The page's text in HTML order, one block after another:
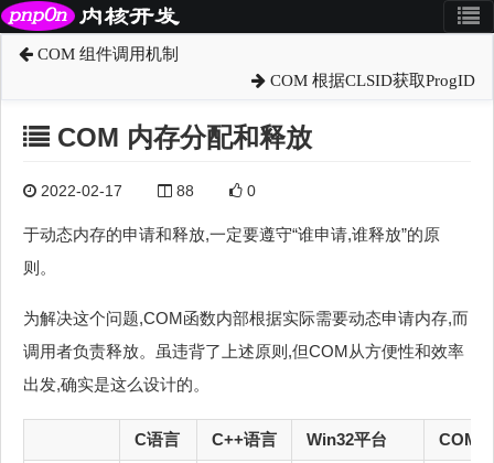
COM 组件调用机制
COM 根据CLSID获取ProgID
COM 内存分配和释放
2022-02-17 88 0
于动态内存的申请和释放,一定要遵守“谁申请,谁释放”的原
则。
为解决这个问题,COM函数内部根据实际需要动态申请内存,而
调用者负责释放。虽违背了上述原则,但COM从方便性和效率
出发,确实是这么设计的。
C语言 C++语言 Win32平台 COM